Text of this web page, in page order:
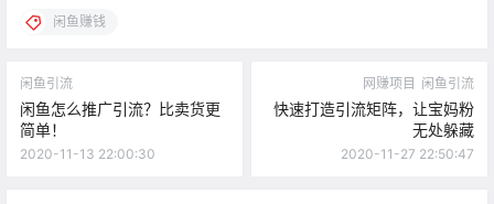
闲鱼赚钱
闲鱼引流
闲鱼怎么推广引流？比卖货更
简单！
2020-11-13 22:00:30
网赚项目 闲鱼引流
快速打造引流矩阵，让宝妈粉
无处躲藏
2020-11-27 22:50:47